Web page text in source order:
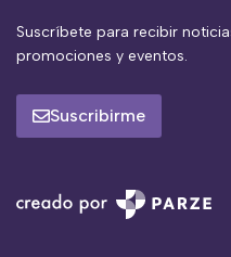
Suscríbete para recibir
promociones y eventos.
Suscribirme